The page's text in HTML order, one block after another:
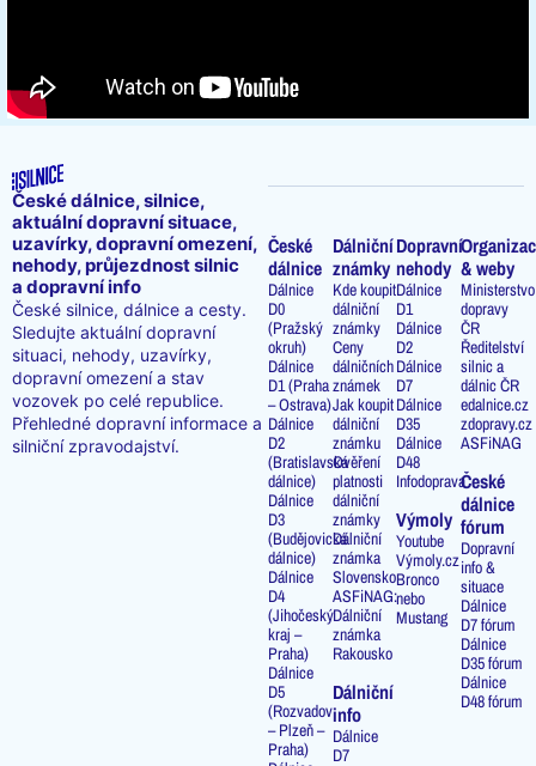
České dálnice, silnice,
aktuální dopravní situace,
uzavírky, dopravní omezení,
nehody, průjezdnost silnic
a dopravní info
České silnice, dálnice a cesty.
Sledujte aktuální dopravní
situaci, nehody, uzavírky,
dopravní omezení a stav
vozovek po celé republice.
Přehledné dopravní informace a
silniční zpravodajství.
České
dálnice
Dálnice
D0
(Pražský
okruh)
Dálnice
D1 (Praha
– Ostrava)
Dálnice
D2
(Bratislavská
dálnice)
Dálnice
D3
(Budějovická
dálnice)
Dálnice
D4
(Jihočeský
kraj –
Praha)
Dálnice
D5
(Rozvadov
– Plzeň –
Praha)
Dálniční
známky
Kde koupit
dálniční
známky
Ceny
dálničních
známek
Jak koupit
dálniční
známku
Ověření
platnosti
dálniční
známky
Dálniční
známka
Slovensko
ASFiNAG:
Dálniční
známka
Rakousko
Dálniční
info
Dálnice
D7
Dopravní
nehody
Dálnice
D1
Dálnice
D2
Dálnice
D7
Dálnice
D35
Dálnice
D48
Infodoprava
Výmoly
Youtube
Výmoly.cz
Bronco
nebo
Mustang
& weby
Ministerstvo
dopravy
ČR
Ředitelství
silnic a
dálnic ČR
edalnice.cz
zdopravy.cz
ASFiNAG
České
dálnice
fórum
Dopravní
info &
situace
Dálnice
D7 fórum
Dálnice
D35 fórum
Dálnice
D48 fórum